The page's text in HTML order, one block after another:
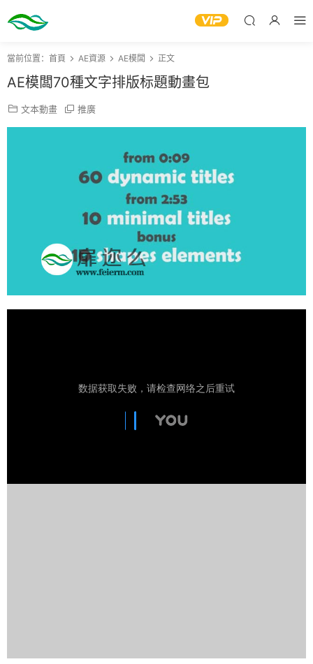
當前位置： 首頁 AE資源 AE模闆 正文
AE模闆70種文字排版标題動畫包
文本動畫 推廣